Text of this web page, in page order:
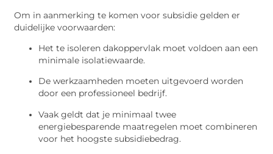
Om in aanmerking te komen voor subsidie gelden er
duidelijke voorwaarden:
Het te isoleren dakoppervlak moet voldoen aan een
minimale isolatiewaarde.
De werkzaamheden moeten uitgevoerd worden
door een professioneel bedrijf.
Vaak geldt dat je minimaal twee
energiebesparende maatregelen moet combineren
voor het hoogste subsidiebedrag.